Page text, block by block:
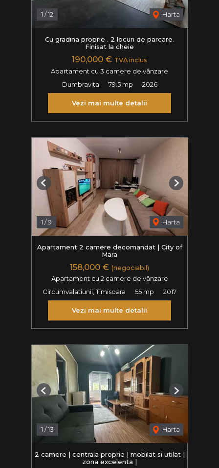
1 /12 Harta
Cu gradina proprie . 2 locuri de parcare.
Finisat la cheie
190,000 € TVA inclus
Apartament cu 3 camere de vânzare
Dumbravita
79.5 mp 2026
Vezi mai multe detalii
1 /9 Harta
Previous Next
Apartament 2 camere decomandat | City of
Mara
158,000 € (negociabil)
Apartament cu 2 camere de vânzare
Circumvalatiunii, Timisoara
55 mp 2017
Vezi mai multe detalii
1 /13 Harta
Previous Next
2 camere | centrala proprie | mobilat si utilat |
zona excelenta |